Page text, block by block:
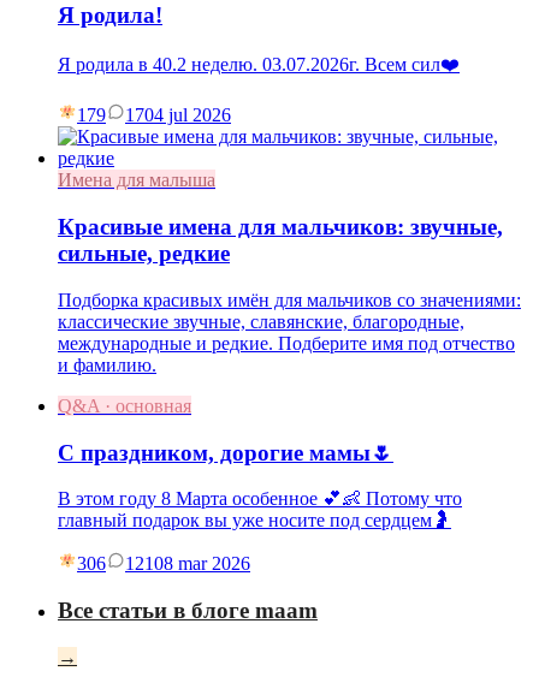
Я родила!
Я родила в 40.2 неделю. 03.07.2026г. Всем сил❤️
179 1704 jul 2026
Имена для малыша
Красивые имена для мальчиков: звучные,
сильные, редкие
Подборка красивых имён для мальчиков со значениями:
классические звучные, славянские, благородные,
международные и редкие. Подберите имя под отчество
и фамилию.
Q&A · основная
С праздником, дорогие мамы🌷
В этом году 8 Марта особенное 💕👶 Потому что
главный подарок вы уже носите под сердцем🤰
306 12108 mar 2026
Все статьи в блоге maam
→